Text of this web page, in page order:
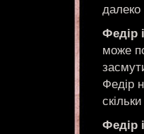
далеко
Федір
може
Федір
Федір